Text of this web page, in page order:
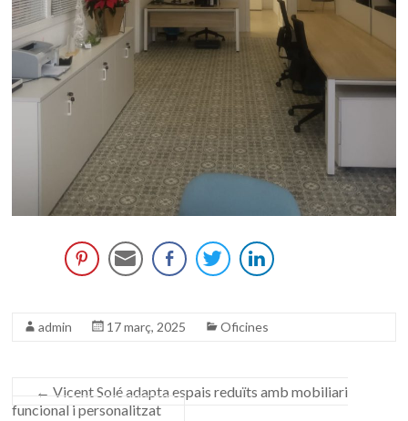
admin 17 març, 2025 Oficines
← Vicent Solé adapta espais reduïts amb mobiliari
funcional i personalitzat